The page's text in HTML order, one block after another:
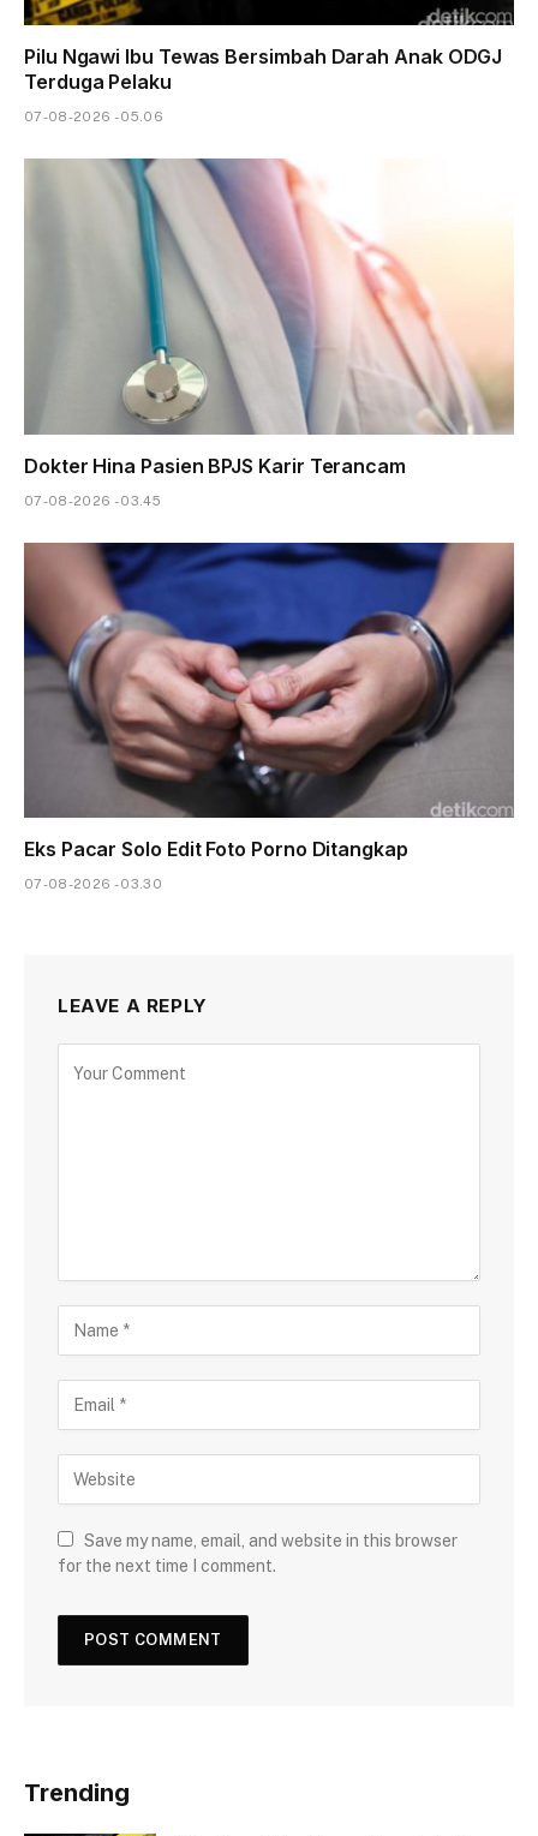
Pilu Ngawi Ibu Tewas Bersimbah Darah Anak ODGJ
Terduga Pelaku
07-08-2026 - 05.06
Dokter Hina Pasien BPJS Karir Terancam
07-08-2026 - 03.45
Eks Pacar Solo Edit Foto Porno Ditangkap
07-08-2026 - 03.30
LEAVE A REPLY
Save my name, email, and website in this browser
for the next time I comment.
Trending